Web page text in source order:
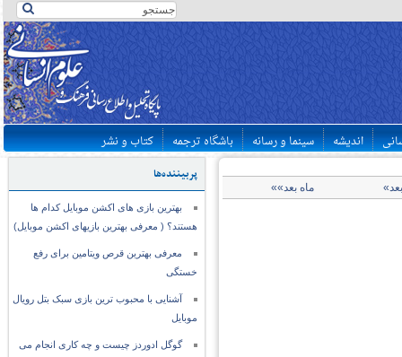
اندیشه سینما و رسانه باشگاه ترجمه کتاب و نشر
پربیننده‌ها
بهترین بازی های اکشن موبایل کدام ها
هستند؟ ( معرفی بهترین بازیهای اکشن موبایل)
معرفی بهترین قرص ویتامین برای رفع
خستگی
آشنایی با محبوب ترین بازی سبک بتل رویال
موبایل
گوگل ادوردز چیست و چه کاری انجام می
ماه بعد»»